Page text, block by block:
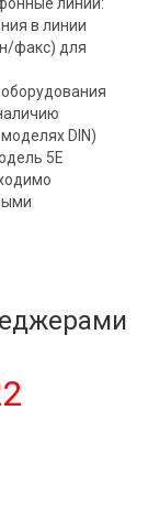
в линии
факс) для
DIN)
5Е